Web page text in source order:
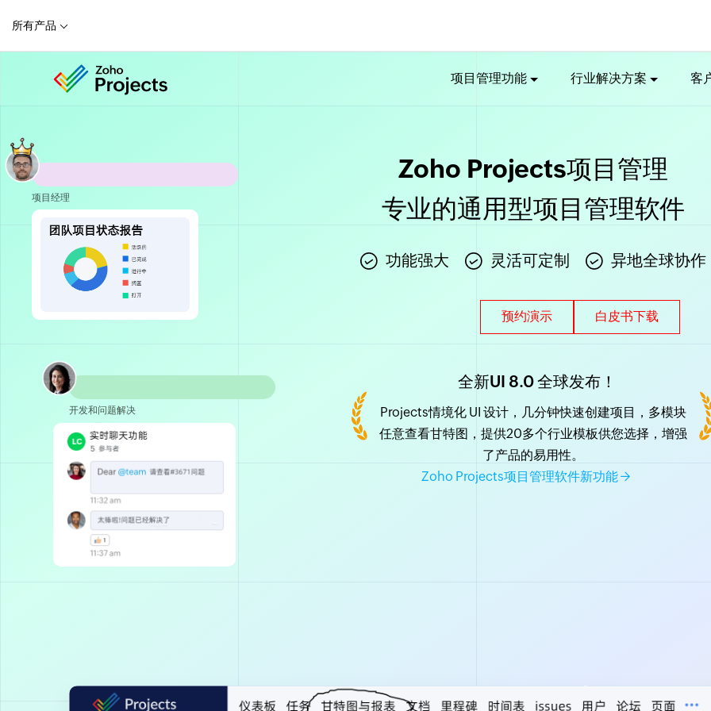
所有产品
项目管理功能 行业解决方案 客
项目经理
开发和问题解决
Zoho Projects项目管理
专业的通用型项目管理软件
功能强大 灵活可定制 异地全球协作
预约演示 白皮书下载
全新UI 8.0 全球发布！
Projects情境化 UI 设计，几分钟快速创建项目，多模块
任意查看甘特图，提供20多个行业模板供您选择，增强
了产品的易用性。
Zoho Projects项目管理软件新功能 →